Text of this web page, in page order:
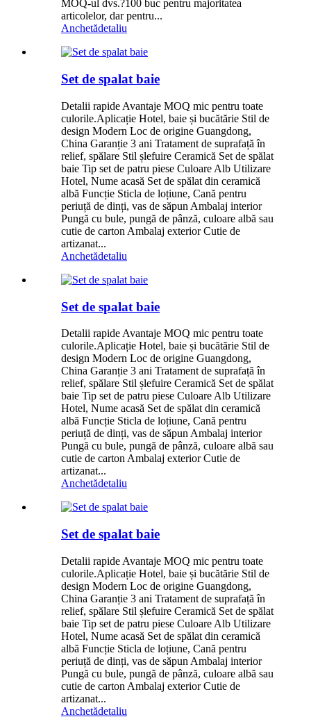
MOQ-ul dvs.?100 buc pentru majoritatea
articolelor, dar pentru...
Anchetădetaliu
Set de spalat baie
Detalii rapide Avantaje MOQ mic pentru toate
culorile.Aplicație Hotel, baie și bucătărie Stil de
design Modern Loc de origine Guangdong,
China Garanție 3 ani Tratament de suprafață în
relief, spălare Stil șlefuire Ceramică Set de spălat
baie Tip set de patru piese Culoare Alb Utilizare
Hotel, Nume acasă Set de spălat din ceramică
albă Funcție Sticla de loțiune, Cană pentru
periuță de dinți, vas de săpun Ambalaj interior
Pungă cu bule, pungă de pânză, culoare albă sau
cutie de carton Ambalaj exterior Cutie de
artizanat...
Anchetădetaliu
Set de spalat baie
Detalii rapide Avantaje MOQ mic pentru toate
culorile.Aplicație Hotel, baie și bucătărie Stil de
design Modern Loc de origine Guangdong,
China Garanție 3 ani Tratament de suprafață în
relief, spălare Stil șlefuire Ceramică Set de spălat
baie Tip set de patru piese Culoare Alb Utilizare
Hotel, Nume acasă Set de spălat din ceramică
albă Funcție Sticla de loțiune, Cană pentru
periuță de dinți, vas de săpun Ambalaj interior
Pungă cu bule, pungă de pânză, culoare albă sau
cutie de carton Ambalaj exterior Cutie de
artizanat...
Anchetădetaliu
Set de spalat baie
Detalii rapide Avantaje MOQ mic pentru toate
culorile.Aplicație Hotel, baie și bucătărie Stil de
design Modern Loc de origine Guangdong,
China Garanție 3 ani Tratament de suprafață în
relief, spălare Stil șlefuire Ceramică Set de spălat
baie Tip set de patru piese Culoare Alb Utilizare
Hotel, Nume acasă Set de spălat din ceramică
albă Funcție Sticla de loțiune, Cană pentru
periuță de dinți, vas de săpun Ambalaj interior
Pungă cu bule, pungă de pânză, culoare albă sau
cutie de carton Ambalaj exterior Cutie de
artizanat...
Anchetădetaliu